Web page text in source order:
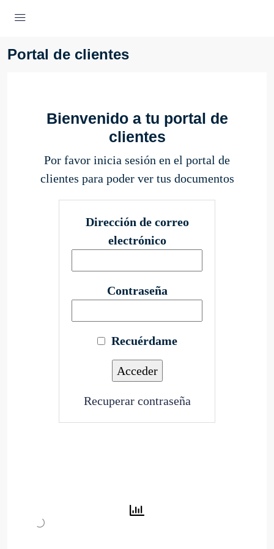
Portal de clientes
Bienvenido a tu portal de
clientes
Por favor inicia sesión en el portal de
clientes para poder ver tus documentos
Dirección de correo
electrónico
Contraseña
Recuérdame
Recuperar contraseña